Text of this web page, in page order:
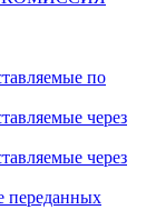
по
через
через
переданных